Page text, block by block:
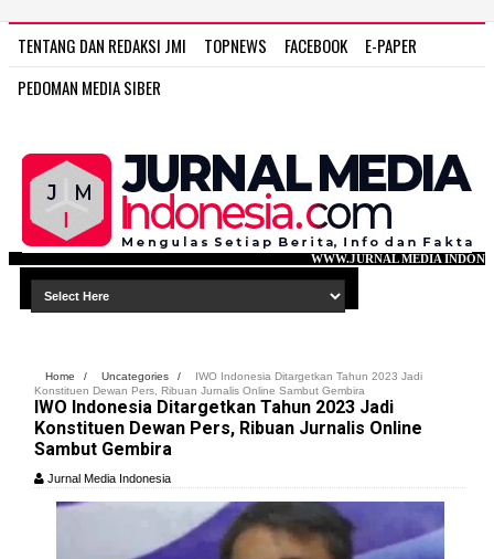
TENTANG DAN REDAKSI JMI TOPNEWS FACEBOOK
E-PAPER
PEDOMAN MEDIA SIBER
WWW.JURNAL MEDIA INDONESIA.COM
Home / Uncategories /
IWO Indonesia Ditargetkan Tahun 2023 Jadi
Konstituen Dewan Pers, Ribuan Jurnalis Online Sambut Gembira
IWO Indonesia Ditargetkan Tahun 2023 Jadi
Konstituen Dewan Pers, Ribuan Jurnalis Online
Sambut Gembira
Jurnal Media Indonesia